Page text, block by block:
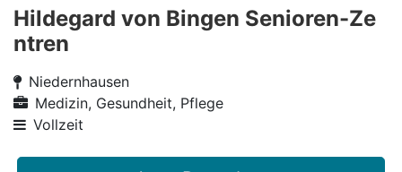
Hildegard von Bingen Senioren-Ze
ntren
Niedernhausen
Medizin, Gesundheit, Pflege
Vollzeit